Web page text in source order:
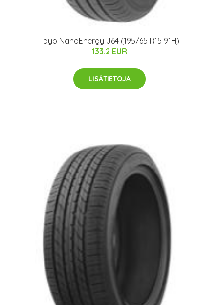
Toyo NanoEnergy J64 (195/65 R15 91H)
133.2 EUR
LISÄTIETOJA